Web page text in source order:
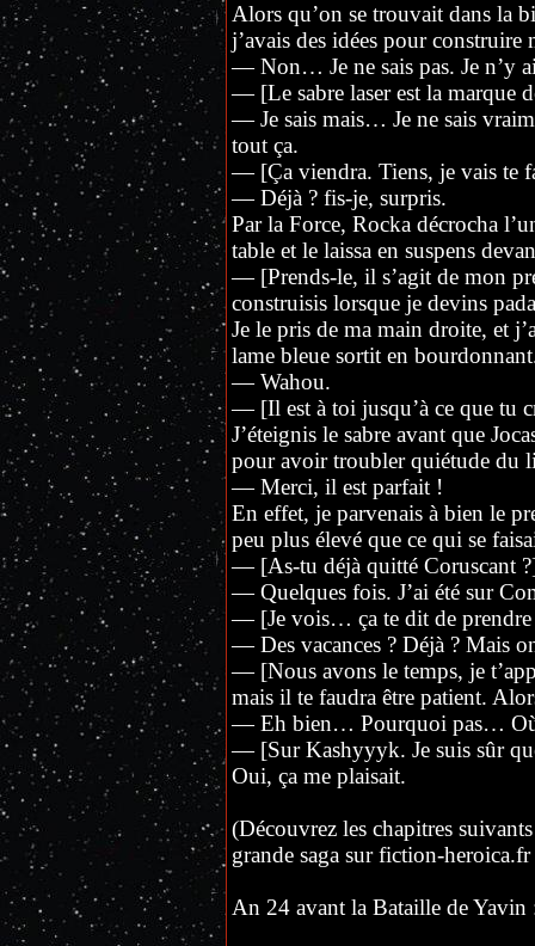
Alors qu’on se trouvait dans la
j’avais des idées pour construire
— Non… Je ne sais pas. Je n’y
— [Le sabre laser est la marque
— Je sais mais… Je ne sais
tout ça.
— [Ça viendra. Tiens, je vais te
— Déjà ? fis-je, surpris.
Par la Force, Rocka décrocha
table et le laissa en suspens
— [Prends-le, il s’agit de mon
construisis lorsque je devins
Je le pris de ma main droite, et
lame bleue sortit en
— Wahou.
— [Il est à toi jusqu’à ce que tu
J’éteignis le sabre avant que
pour avoir troubler quiétude du
— Merci, il est parfait !
En effet, je parvenais à bien le
peu plus élevé que ce qui se
— [As-tu déjà quitté Coruscant
— Quelques fois. J’ai été sur
— [Je vois… ça te dit de prendre
— Des vacances ? Déjà ? Mais
— [Nous avons le temps, je
mais il te faudra être patient.
— Eh bien… Pourquoi pas… Où
— [Sur Kashyyyk. Je suis sûr
Oui, ça me plaisait.
(Découvrez les chapitres
grande saga sur fiction-
An 24 avant la Bataille de Yavin